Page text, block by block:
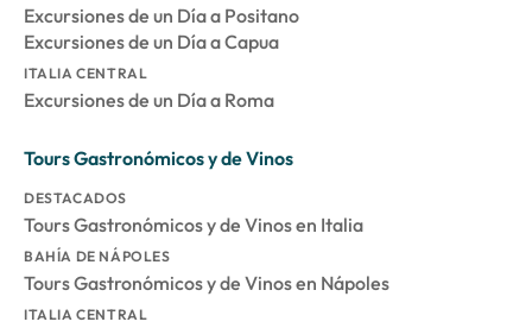
Excursiones de un Día a Positano
Excursiones de un Día a Capua
ITALIA CENTRAL
Excursiones de un Día a Roma
Tours Gastronómicos y de Vinos
DESTACADOS
Tours Gastronómicos y de Vinos en Italia
BAHÍA DE NÁPOLES
Tours Gastronómicos y de Vinos en Nápoles
ITALIA CENTRAL